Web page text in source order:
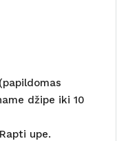
džipe iki 10
upe.